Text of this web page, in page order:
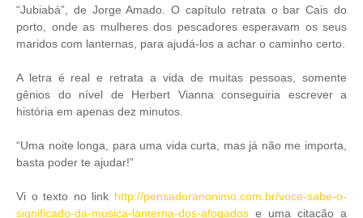
“Jubiabá”, de Jorge Amado. O capítulo retrata o bar Cais do
porto, onde as mulheres dos pescadores esperavam os seus
maridos com lanternas, para ajudá-los a achar o caminho certo.
A letra é real e retrata a vida de muitas pessoas, somente
gênios do nível de Herbert Vianna conseguiria escrever a
história em apenas dez minutos.
“Uma noite longa, para uma vida curta, mas já não me importa,
basta poder te ajudar!”
Vi o texto no link http://pensadoranonimo.com.br/voce-sabe-o-
significado-da-musica-lanterna-dos-afogados e uma citação a